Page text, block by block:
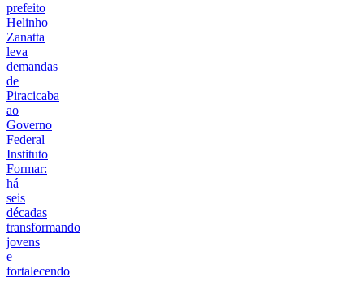
prefeito
Helinho
Zanatta
leva
demandas
de
Piracicaba
ao
Governo
Federal
Instituto
Formar:
há
seis
décadas
transformando
jovens
e
fortalecendo